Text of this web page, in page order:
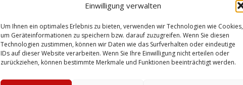
Einwilligung verwalten
Um Ihnen ein optimales Erlebnis zu bieten, verwenden wir Technologien wie Cookies,
um Geräteinformationen zu speichern bzw. darauf zuzugreifen. Wenn Sie diesen
Technologien zustimmen, können wir Daten wie das Surfverhalten oder eindeutige
IDs auf dieser Website verarbeiten. Wenn Sie Ihre Einwilligung nicht erteilen oder
zurückziehen, können bestimmte Merkmale und Funktionen beeinträchtigt werden.